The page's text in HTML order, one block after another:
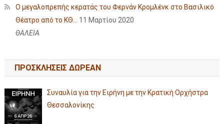
Ο μεγαλοπρεπής κερατάς του Φερνάν Κρομλένκ στο Βασιλικό
Θέατρο από το ΚΘ...
11 Μαρτίου 2020
ΘΑΛΕΙΑ
ΠΡΟΣΚΛΗΣΕΙΣ ΔΩΡΕΑΝ
Συναυλία για την Ειρήνη με την Κρατική Ορχήστρα
Θεσσαλονίκης